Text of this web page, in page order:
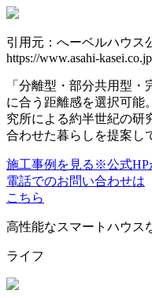
引用元：へーベルハウス
https://www.asahi-
「分離型・部分共用型
に合う距離感を選択可能
究所による約半世紀の研
合わせた暮らしを提案し
施工事例を見る ※公式HP
電話でのお問い合わせは
こちら
高性能なスマートハウス
ライフ